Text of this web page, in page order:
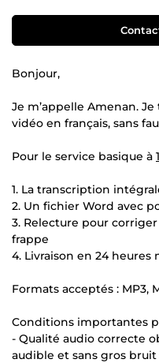
Bonjour,
Je m’appelle Amenan.
vidéo en français, sans
Pour le service basique à
1. La transcription
2. Un fichier Word avec
3. Relecture pour
frappe
4. Livraison en 24 heures
Formats acceptés : MP3,
Conditions importantes
- Qualité audio correcte
audible et sans gros